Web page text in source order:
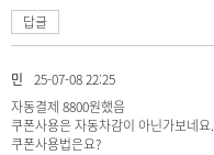
답글
민
25-07-08 22:25
자동결제 8800원했음
쿠폰사용은 자동차감이 아닌가보네요.
쿠폰사용법은요?